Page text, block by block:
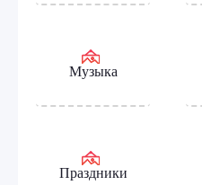
Музыка
Праздники